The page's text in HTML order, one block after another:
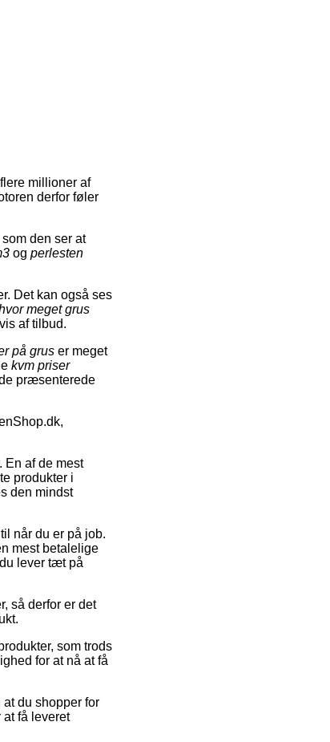
millioner af
derfor føler
den ser at
og perlesten
Det kan også ses
meget grus
af tilbud.
på grus er meget
kvm priser
præsenterede
En af de mest
produkter i
den mindst
når du er på job.
mest betalelige
lever tæt på
så derfor er det
som trods
for at nå at få
du shopper for
få leveret